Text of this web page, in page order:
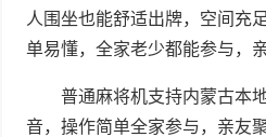
人围坐也能舒适出牌，空间充
单易懂，全家老少都能参与，
普通麻将机支持内蒙古本
音，操作简单全家参与，亲友